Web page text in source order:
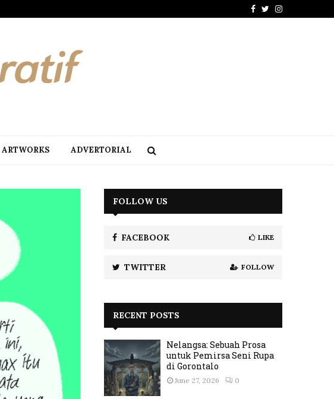
Facebook
Twitter
Instagram
ARTWORKS ADVERTORIAL
FOLLOW US
FACEBOOK LIKE
TWITTER FOLLOW
RECENT POSTS
Nelangsa: Sebuah Prosa
untuk Pemirsa Seni Rupa
di Gorontalo
June 27, 2026 0